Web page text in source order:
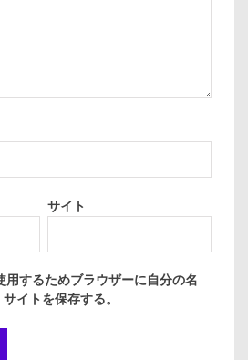
サイト
用するためブラウザーに自分の名
イトを保存する。